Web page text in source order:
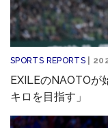
SPORTS REPORTS |
EXILEのNAOTOが
キロを目指す」